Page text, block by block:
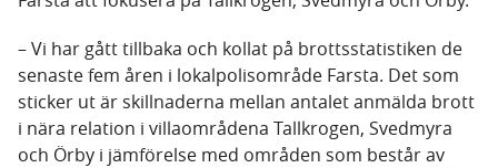
– Vi har gått tillbaka och kollat på brottsstatistiken de
senaste fem åren i lokalpolisområde Farsta. Det som
sticker ut är skillnaderna mellan antalet anmälda brott
i nära relation i villaområdena Tallkrogen, Svedmyra
och Örby i jämförelse med områden som består av